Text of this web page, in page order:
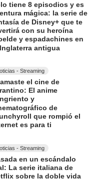
tiene 8 episodios y es
mágica: la serie de
de Disney+ que te
con su heroína
y espadachines en
antigua
- Streaming
el cine de
El anime
y
de
que rompió el
es para ti
- Streaming
en un escándalo
La serie italiana de
sobre la doble vida